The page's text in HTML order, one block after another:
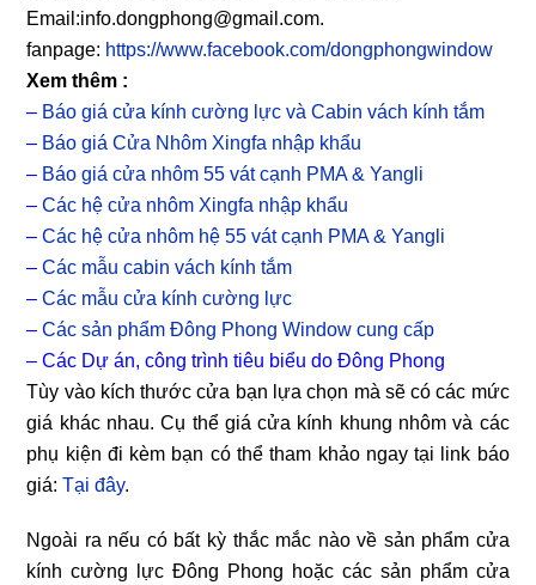
Email:info.dongphong@gmail.com.
fanpage: https://www.facebook.com/dongphongwindow
Xem thêm :
– Báo giá cửa kính cường lực và Cabin vách kính tắm
– Báo giá Cửa Nhôm Xingfa nhập khẩu
– Báo giá cửa nhôm 55 vát cạnh PMA & Yangli
–Các hệ cửa nhôm Xingfa nhập khẩu
–Các hệ cửa nhôm hệ 55 vát cạnh PMA & Yangli
–Các mẫu cabin vách kính tắm
–Các mẫu cửa kính cường lực
–Các sản phẩm Đông Phong Window cung cấp
–Các Dự án, công trình tiêu biểu do Đông Phong
Tùy vào kích thước cửa bạn lựa chọn mà sẽ có các mức
giá khác nhau. Cụ thể giá cửa kính khung nhôm và các
phụ kiện đi kèm bạn có thể tham khảo ngay tại link báo
giá:Tại đây.
Ngoài ra nếu có bất kỳ thắc mắc nào về sản phẩm cửa
kính cường lực Đông Phong hoặc các sản phẩm cửa